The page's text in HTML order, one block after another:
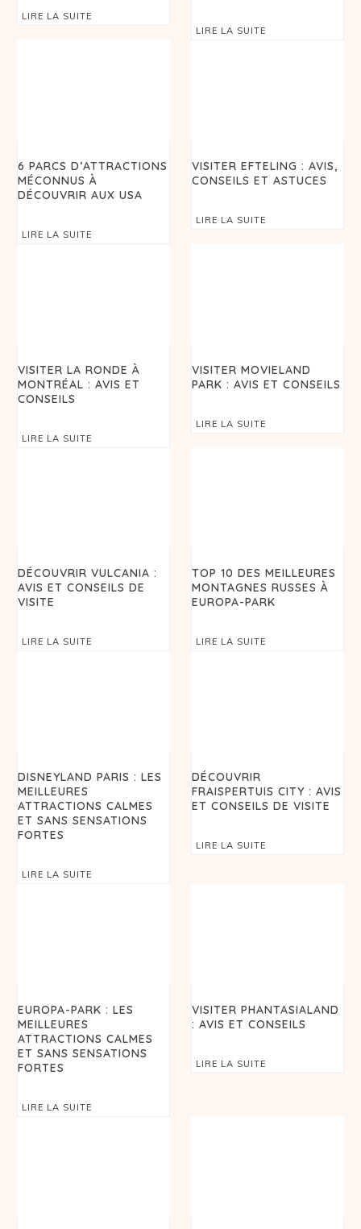
LIRE LA SUITE
LIRE LA SUITE
6 PARCS D’ATTRACTIONS
MÉCONNUS À
DÉCOUVRIR AUX USA
LIRE LA SUITE
VISITER EFTELING : AVIS,
CONSEILS ET ASTUCES
LIRE LA SUITE
VISITER LA RONDE À
MONTRÉAL : AVIS ET
CONSEILS
LIRE LA SUITE
VISITER MOVIELAND
PARK : AVIS ET CONSEILS
LIRE LA SUITE
DÉCOUVRIR VULCANIA :
AVIS ET CONSEILS DE
VISITE
LIRE LA SUITE
TOP 10 DES MEILLEURES
MONTAGNES RUSSES À
EUROPA-PARK
LIRE LA SUITE
DISNEYLAND PARIS : LES
MEILLEURES
ATTRACTIONS CALMES
ET SANS SENSATIONS
FORTES
LIRE LA SUITE
DÉCOUVRIR
FRAISPERTUIS CITY : AVIS
ET CONSEILS DE VISITE
LIRE LA SUITE
EUROPA-PARK : LES
MEILLEURES
ATTRACTIONS CALMES
ET SANS SENSATIONS
FORTES
LIRE LA SUITE
VISITER PHANTASIALAND
: AVIS ET CONSEILS
LIRE LA SUITE